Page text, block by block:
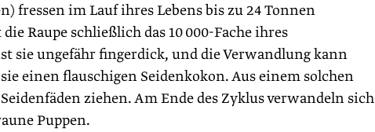
fressen im Lauf ihres Lebens bis zu 24 Tonnen
Raupe schließlich das 10 000-Fache ihres
sie ungefähr fingerdick, und die Verwandlung kann
einen flauschigen Seidenkokon. Aus einem solchen
ziehen. Am Ende des Zyklus verwandeln sich
Puppen.